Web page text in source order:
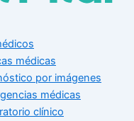
médicas
por imágenes
médicas
clínico